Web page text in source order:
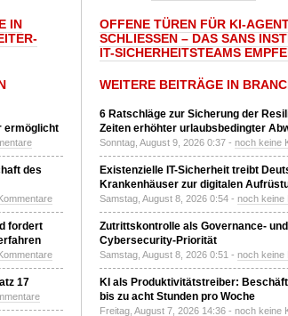
IN
ermöglicht
des
fordert
17
OFFENE TÜREN FÜR KI-
SCHLIESSEN – DAS SANS
T-SICHERHEITSTEAMS
WEITERE BEITRÄGE IN
6 Ratschläge zur Sicherung der
Zeiten erhöhter urlaubsbedingter
Sonntag, August 9, 2026 0:37 - noch keine
Existenzielle IT-Sicherheit treibt
Krankenhäuser zur digitalen
Samstag, August 8, 2026 0:54 - noch keine
Zutrittskontrolle als Governance- und
Cybersecurity-Priorität
Samstag, August 8, 2026 0:51 - noch keine
KI als Produktivitätstreiber:
bis zu acht Stunden pro Woche
Freitag, August 7, 2026 14:36 - noch keine